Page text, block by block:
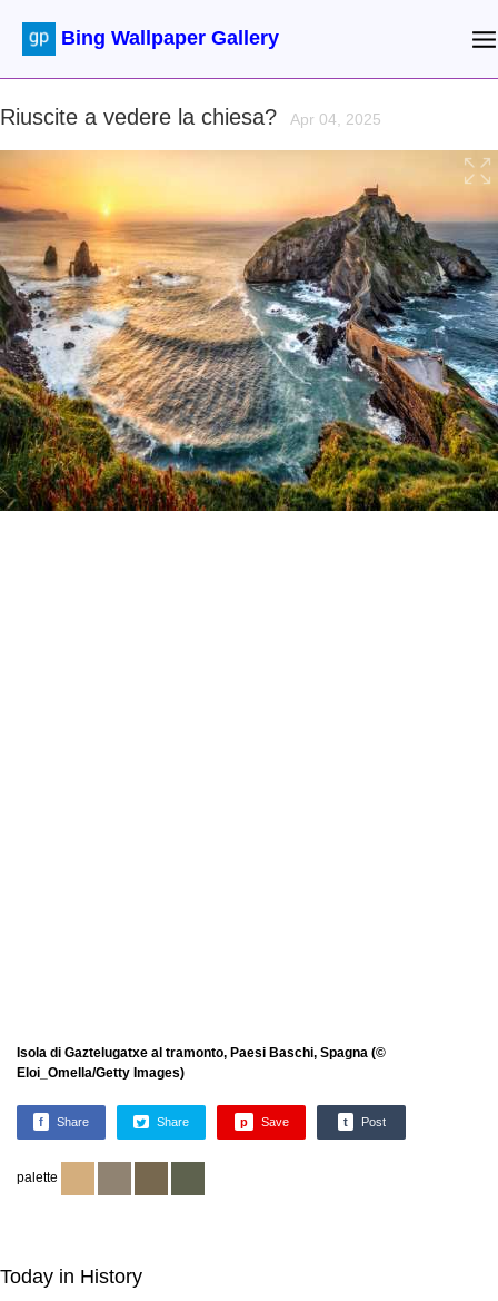
Bing Wallpaper Gallery
Riuscite a vedere la chiesa? Apr 04, 2025
Isola di Gaztelugatxe al tramonto, Paesi Baschi, Spagna (©
Eloi_Omella/Getty Images)
f Share Share p Save t Post
palette
Today in History